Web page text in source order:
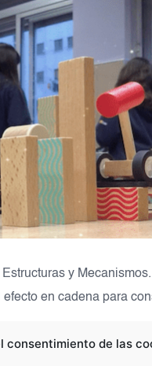
consentimiento de las
y Mecanismos.
en cadena para